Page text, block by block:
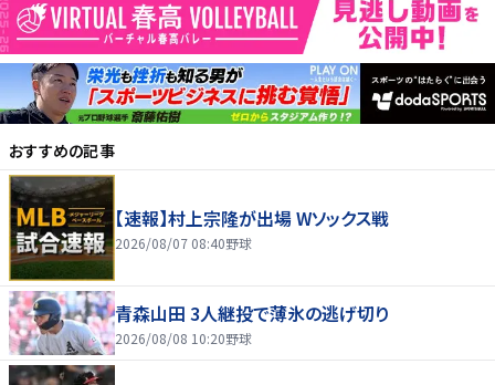
おすすめの記事
【速報】村上宗隆が出場 Wソックス戦
2026/08/07 08:40野球
青森山田 3人継投で薄氷の逃げ切り
2026/08/08 10:20野球